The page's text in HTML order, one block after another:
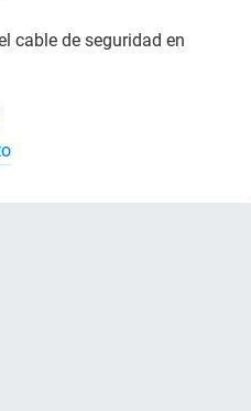
cable de seguridad en